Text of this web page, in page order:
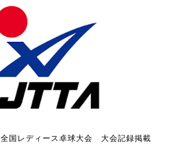
国レディース卓球大会 大会記録掲載